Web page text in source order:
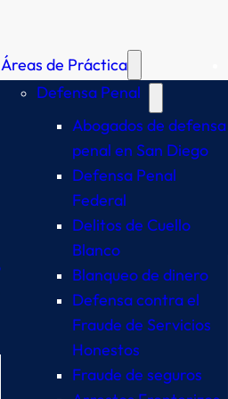
Áreas de Práctica
Defensa Penal
Abogados de defensa
penal en San Diego
Defensa Penal
Federal
Delitos de Cuello
Blanco
Blanqueo de dinero
Defensa contra el
Fraude de Servicios
Honestos
Fraude de seguros